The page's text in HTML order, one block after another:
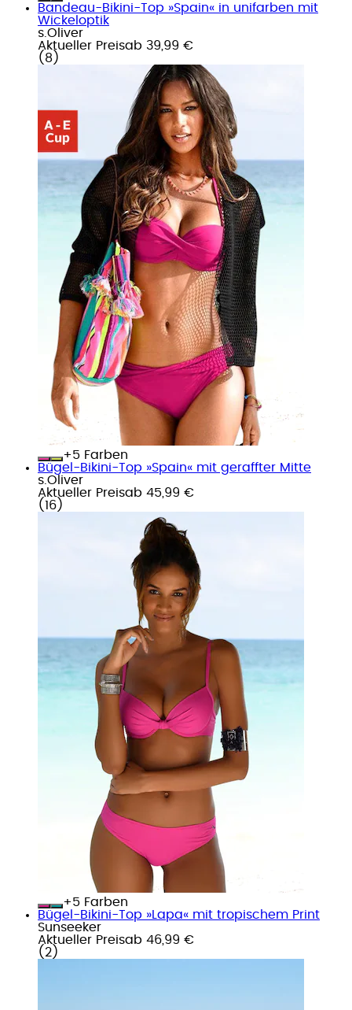
Bandeau-Bikini-Top »Spain« in unifarben mit
Wickeloptik
s.Oliver
Aktueller Preisab 39,99 €
( 8 )
+
Farben
Bügel-Bikini-Top »Spain« mit geraffter Mitte
s.Oliver
Aktueller Preisab 45,99 €
( 16 )
+
Farben
Bügel-Bikini-Top »Lapa« mit tropischem Print
Sunseeker
Aktueller Preisab 46,99 €
( 2 )